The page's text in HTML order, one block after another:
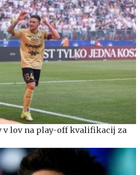
v lov na play-off kvalifikacij za